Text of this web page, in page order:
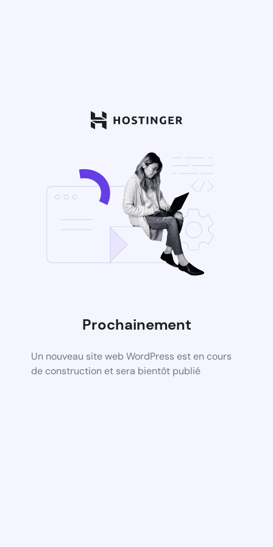
Prochainement
Un nouveau site web WordPress est en cours
de construction et sera bientôt publié